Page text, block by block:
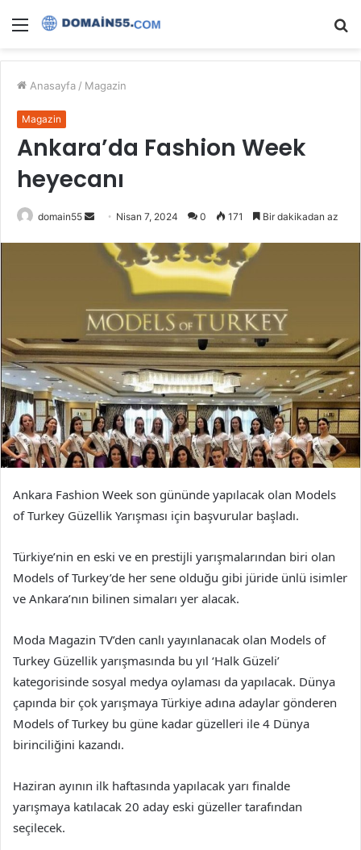
Menü
Anasayfa / Magazin
Magazin
Ankara’da Fashion Week
heyecanı
domain55
Bir
posta
göndermek
Nisan 7, 2024 0 171 Bir dakikadan az
Ankara Fashion Week son gününde yapılacak olan Models
of Turkey Güzellik Yarışması için başvurular başladı.
Türkiye’nin en eski ve en prestijli yarışmalarından biri olan
Models of Turkey’de her sene olduğu gibi jüride ünlü isimler
ve Ankara’nın bilinen simaları yer alacak.
Moda Magazin TV’den canlı yayınlanacak olan Models of
Turkey Güzellik yarışmasında bu yıl ‘Halk Güzeli’
kategorisinde sosyal medya oylaması da yapılacak. Dünya
çapında bir çok yarışmaya Türkiye adına adaylar gönderen
Models of Turkey bu güne kadar güzelleri ile 4 Dünya
birinciliğini kazandı.
Haziran ayının ilk haftasında yapılacak yarı finalde
yarışmaya katılacak 20 aday eski güzeller tarafından
seçilecek.